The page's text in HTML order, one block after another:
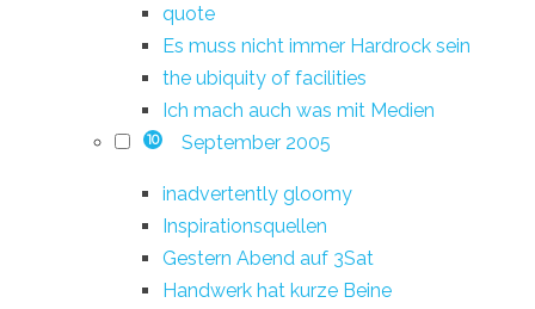
quote
Es muss nicht immer Hardrock sein
the ubiquity of facilities
Ich mach auch was mit Medien
10 September 2005
inadvertently gloomy
Inspirationsquellen
Gestern Abend auf 3Sat
Handwerk hat kurze Beine